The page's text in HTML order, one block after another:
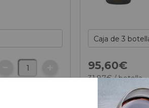
95,60€
31,87€/ botella